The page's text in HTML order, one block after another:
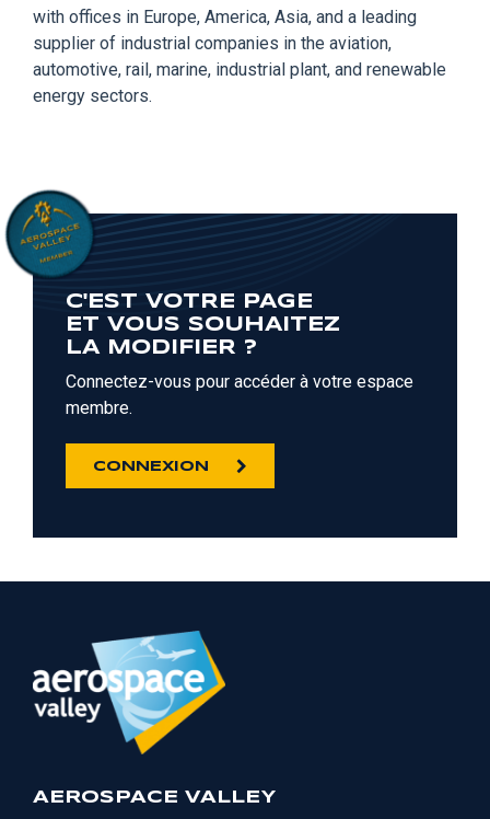
with offices in Europe, America, Asia, and a leading
supplier of industrial companies in the aviation,
automotive, rail, marine, industrial plant, and renewable
energy sectors.
C'EST VOTRE PAGE
ET VOUS SOUHAITEZ
LA MODIFIER ?
Connectez-vous pour accéder à votre espace
membre.
CONNEXION
AEROSPACE VALLEY